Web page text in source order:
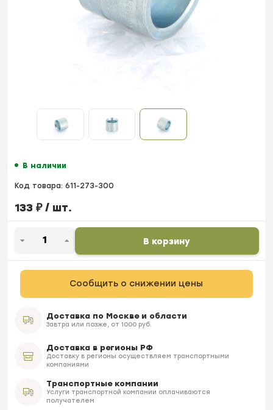
В наличии
Код товара: 611-273-300
133 ₽/ шт.
В корзину
Сообщить о снижении цены
Доставка по Москве и области
Завтра или позже, от 1000 руб.
Доставка в регионы РФ
Доставку в регионы осуществляем транспортными
компаниями
Транспортные компании
Услуги транспортной компании оплачиваются
получателем